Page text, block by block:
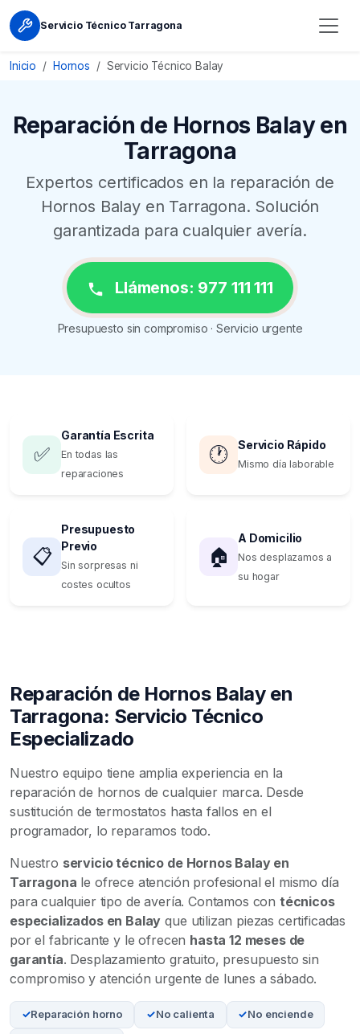
Servicio Técnico Tarragona
Inicio Hornos Servicio Técnico Balay
Reparación de Hornos Balay en
Tarragona
Expertos certificados en la reparación de
Hornos Balay en Tarragona. Solución
garantizada para cualquier avería.
Llámenos: 977 111 111
Presupuesto sin compromiso · Servicio urgente
✅
Garantía Escrita
En todas las
reparaciones
🕐 Servicio Rápido
Mismo día laborable
📋
Presupuesto
Previo
Sin sorpresas ni
costes ocultos
🏠
A Domicilio
Nos desplazamos a
su hogar
Reparación de Hornos Balay en
Tarragona: Servicio Técnico
Especializado
Nuestro equipo tiene amplia experiencia en la
reparación de hornos de cualquier marca. Desde
sustitución de termostatos hasta fallos en el
programador, lo reparamos todo.
Nuestro servicio técnico de Hornos Balay en
Tarragona le ofrece atención profesional el mismo día
para cualquier tipo de avería. Contamos con técnicos
especializados en Balay que utilizan piezas certificadas
por el fabricante y le ofrecen hasta 12 meses de
garantía. Desplazamiento gratuito, presupuesto sin
compromiso y atención urgente de lunes a sábado.
Reparación horno No calienta No enciende